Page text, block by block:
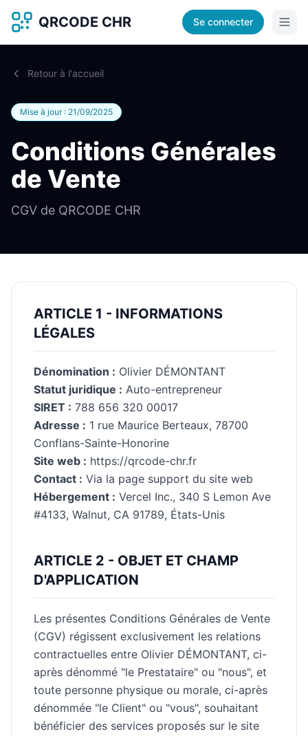
QRCODE CHR Se connecter
Retour à l'accueil
Mise à jour : 21/09/2025
Conditions Générales
de Vente
CGV de QRCODE CHR
ARTICLE 1 - INFORMATIONS
LÉGALES
Dénomination : Olivier DÉMONTANT
Statut juridique : Auto-entrepreneur
SIRET : 788 656 320 00017
Adresse : 1 rue Maurice Berteaux, 78700
Conflans-Sainte-Honorine
Site web : https://qrcode-chr.fr
Contact : Via la page support du site web
Hébergement : Vercel Inc., 340 S Lemon Ave
#4133, Walnut, CA 91789, États-Unis
ARTICLE 2 - OBJET ET CHAMP
D'APPLICATION
Les présentes Conditions Générales de Vente
(CGV) régissent exclusivement les relations
contractuelles entre Olivier DÉMONTANT, ci-
après dénommé "le Prestataire" ou "nous", et
toute personne physique ou morale, ci-après
dénommée "le Client" ou "vous", souhaitant
bénéficier des services proposés sur le site